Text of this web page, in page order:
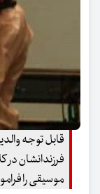
قابل توجه
فرزندانشان در
موسیقی را